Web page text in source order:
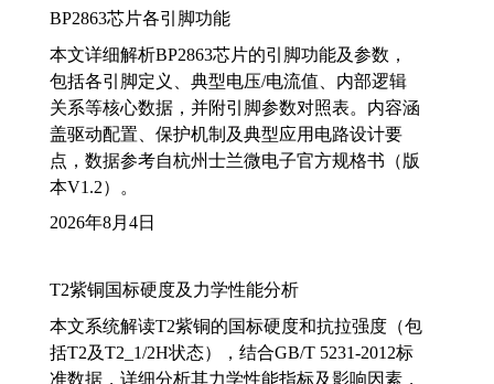
BP2863芯片各引脚功能
本文详细解析BP2863芯片的引脚功能及参数，
包括各引脚定义、典型电压/电流值、内部逻辑
关系等核心数据，并附引脚参数对照表。内容涵
盖驱动配置、保护机制及典型应用电路设计要
点，数据参考自杭州士兰微电子官方规格书（版
本V1.2）。
2026年8月4日
T2紫铜国标硬度及力学性能分析
本文系统解读T2紫铜的国标硬度和抗拉强度（包
括T2及T2_1/2H状态），结合GB/T 5231-2012标
准数据，详细分析其力学性能指标及影响因素，